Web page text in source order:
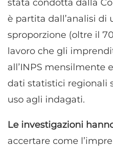
stata condotta dalla
è partita dall’analisi di
sproporzione (oltre il
lavoro che gli
all’INPS mensilmente
dati statistici regionali
uso agli indagati.
Le investigazioni
accertare come